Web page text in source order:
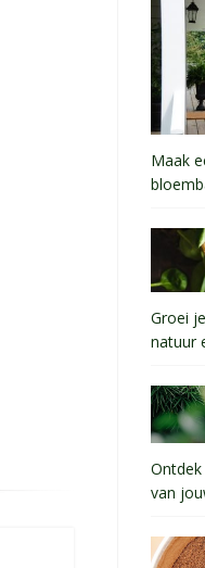
Maak
Groei
natuur
van